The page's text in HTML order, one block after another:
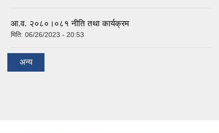
आ.व. २०८०।०८१ नीति तथा कार्यक्रम
मिति: 06/26/2023 - 20:53
अन्य